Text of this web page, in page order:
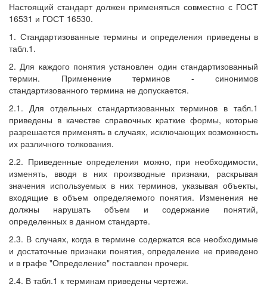
Настоящий стандарт должен применяться совместно с ГОСТ
16531 и ГОСТ 16530.
1. Стандартизованные термины и определения приведены в
табл.1.
2. Для каждого понятия установлен один стандартизованный
термин. Применение терминов - синонимов
стандартизованного термина не допускается.
2.1. Для отдельных стандартизованных терминов в табл.1
приведены в качестве справочных краткие формы, которые
разрешается применять в случаях, исключающих возможность
их различного толкования.
2.2. Приведенные определения можно, при необходимости,
изменять, вводя в них производные признаки, раскрывая
значения используемых в них терминов, указывая объекты,
входящие в объем определяемого понятия. Изменения не
должны нарушать объем и содержание понятий,
определенных в данном стандарте.
2.3. В случаях, когда в термине содержатся все необходимые
и достаточные признаки понятия, определение не приведено
и в графе "Определение" поставлен прочерк.
2.4. В табл.1 к терминам приведены чертежи.